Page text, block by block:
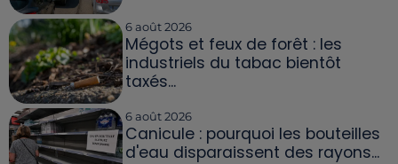
6 août 2026
Mégots et feux de forêt : les
industriels du tabac bientôt
taxés...
6 août 2026
Canicule : pourquoi les bouteilles
d'eau disparaissent des rayons...